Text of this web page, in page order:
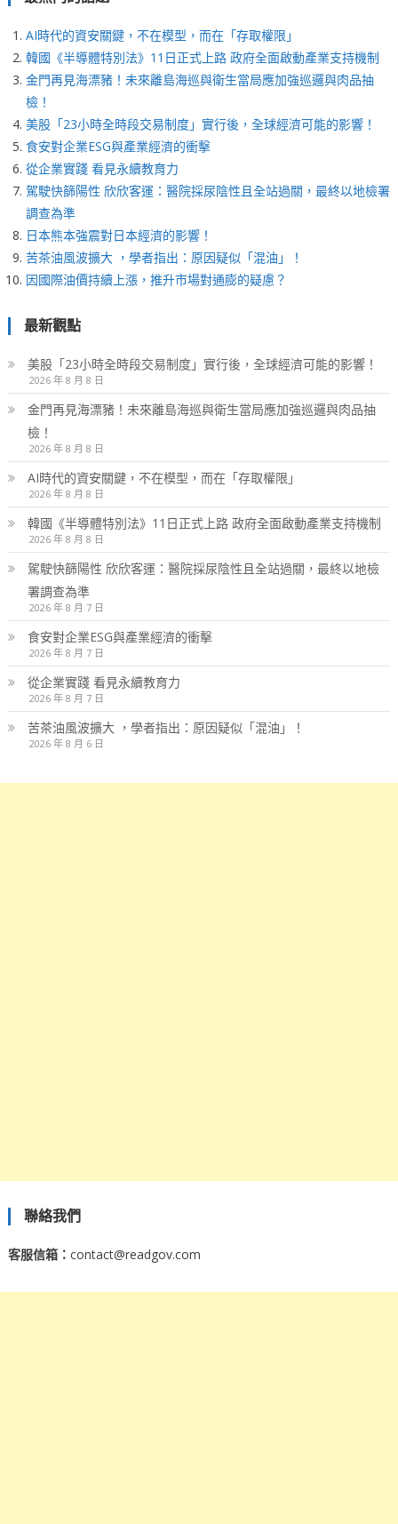
AI時代的資安關鍵，不在模型，而在「存取權限」
韓國《半導體特別法》11日正式上路 政府全面啟動產業支持機制
金門再見海漂豬！未來離島海巡與衛生當局應加強巡邏與肉品抽
檢！
美股「23小時全時段交易制度」實行後，全球經濟可能的影響！
食安對企業ESG與產業經濟的衝擊
從企業實踐 看見永續教育力
駕駛快篩陽性 欣欣客運：醫院採尿陰性且全站過關，最終以地檢署
調查為準
日本熊本強震對日本經濟的影響！
苦茶油風波擴大 ，學者指出：原因疑似「混油」！
因國際油價持續上漲，推升市場對通膨的疑慮？
最新觀點
美股「23小時全時段交易制度」實行後，全球經濟可能的影響！
2026 年 8 月 8 日
金門再見海漂豬！未來離島海巡與衛生當局應加強巡邏與肉品抽
檢！
2026 年 8 月 8 日
AI時代的資安關鍵，不在模型，而在「存取權限」
2026 年 8 月 8 日
韓國《半導體特別法》11日正式上路 政府全面啟動產業支持機制
2026 年 8 月 8 日
駕駛快篩陽性 欣欣客運：醫院採尿陰性且全站過關，最終以地檢
署調查為準
2026 年 8 月 7 日
食安對企業ESG與產業經濟的衝擊
2026 年 8 月 7 日
從企業實踐 看見永續教育力
2026 年 8 月 7 日
苦茶油風波擴大 ，學者指出：原因疑似「混油」！
2026 年 8 月 6 日
聯絡我們
客服信箱： contact@readgov.com